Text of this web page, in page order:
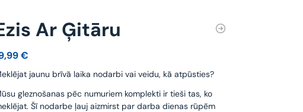
Ar Ģitāru
€
jaunu brīvā laika nodarbi vai veidu, kā atpūsties?
gleznošanas pēc numuriem komplekti ir tieši tas, ko
Šī nodarbe ļauj aizmirst par darba dienas rūpēm